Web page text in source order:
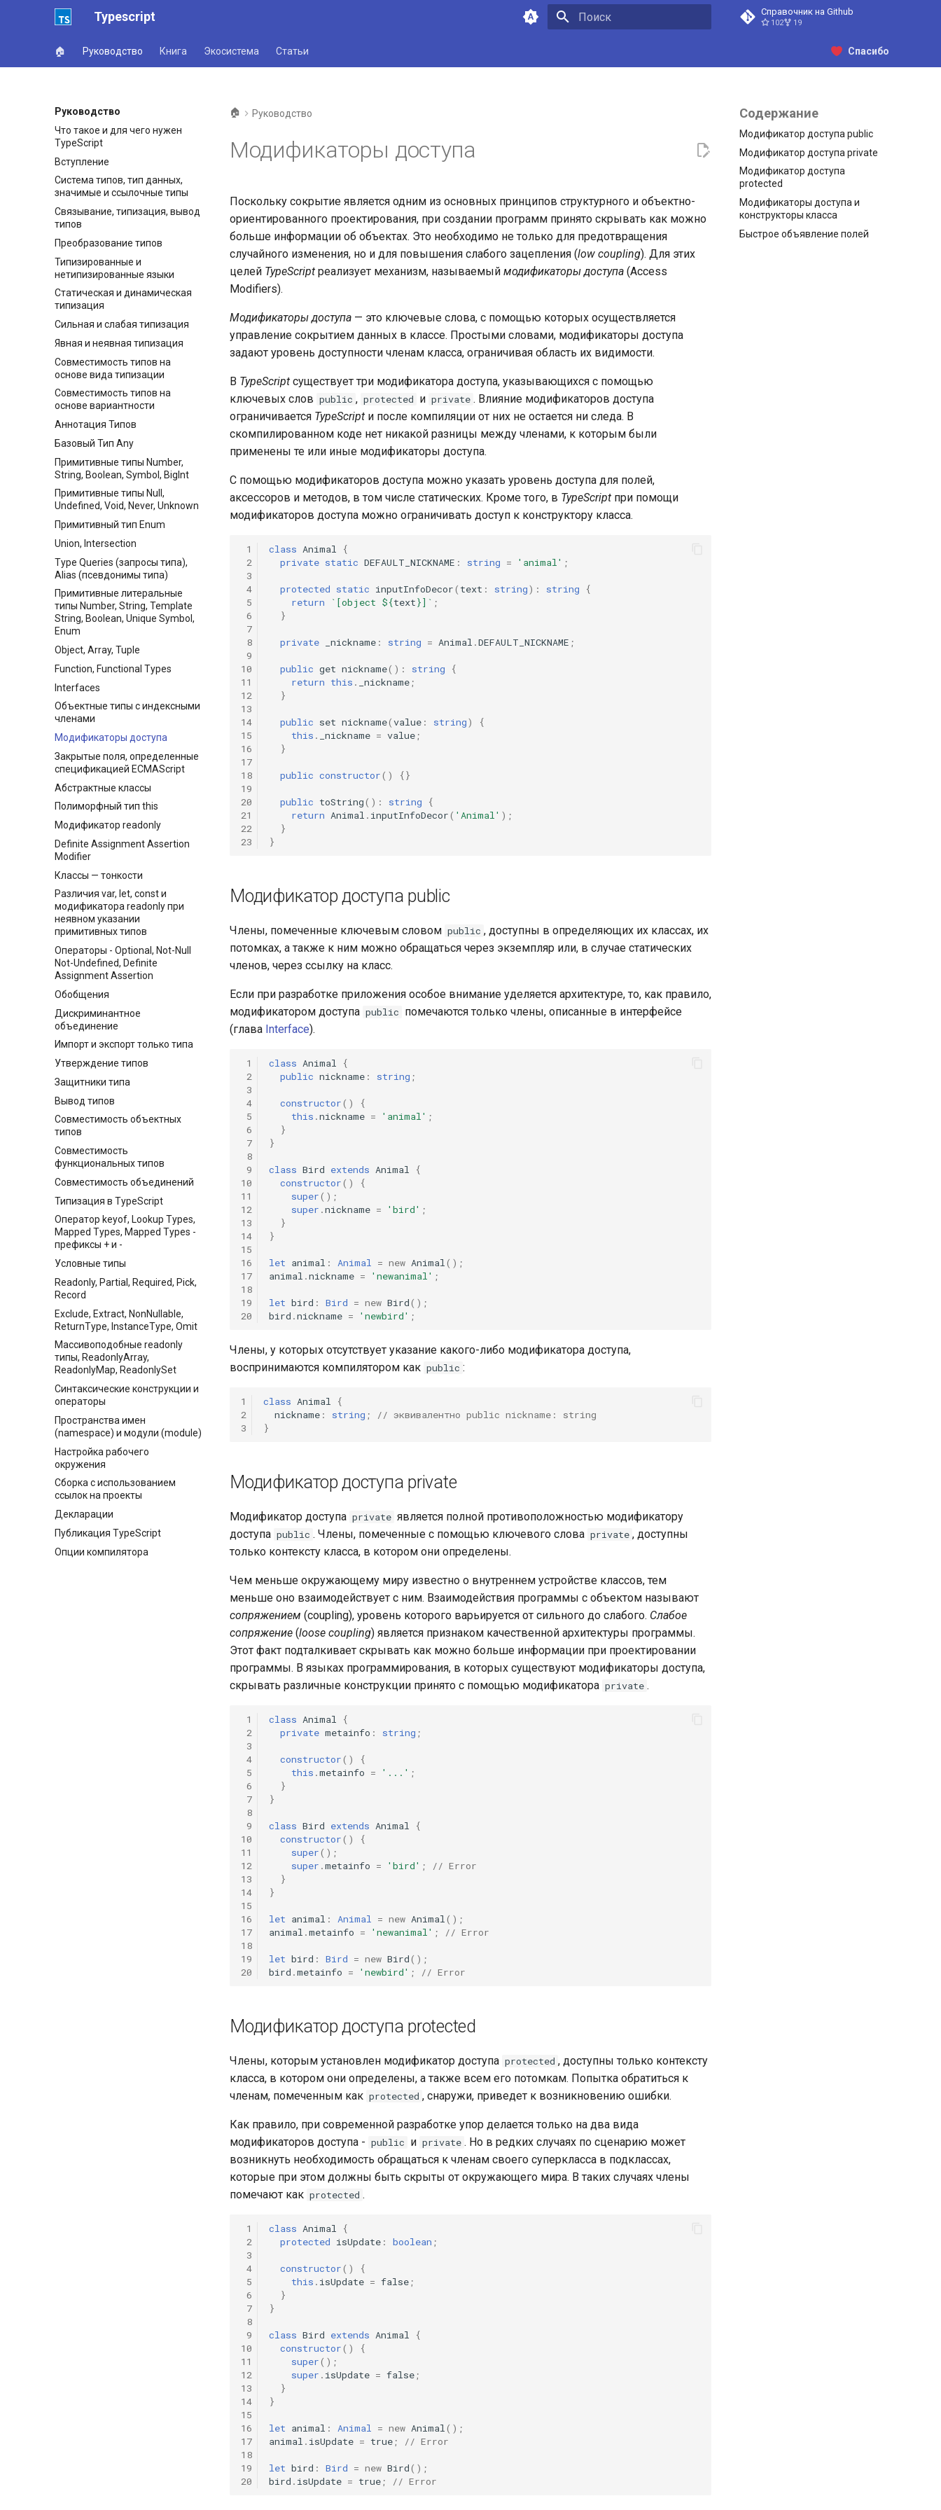
Typescript Справочник на Github
102 19
🏠 Руководство Книга Экосистема Статьи Спасибо
Руководство
Что такое и для чего нужен
TypeScript
Вступление
Система типов, тип данных,
значимые и ссылочные типы
Связывание, типизация, вывод
типов
Преобразование типов
Типизированные и
нетипизированные языки
Статическая и динамическая
типизация
Сильная и слабая типизация
Явная и неявная типизация
Совместимость типов на
основе вида типизации
Совместимость типов на
основе вариантности
Аннотация Типов
Базовый Тип Any
Примитивные типы Number,
String, Boolean, Symbol, BigInt
Примитивные типы Null,
Undefined, Void, Never, Unknown
Примитивный тип Enum
Union, Intersection
Type Queries (запросы типа),
Alias (псевдонимы типа)
Примитивные литеральные
типы Number, String, Template
String, Boolean, Unique Symbol,
Enum
Object, Array, Tuple
Function, Functional Types
Interfaces
Объектные типы с индексными
членами
Модификаторы доступа
Закрытые поля, определенные
спецификацией ECMAScript
Абстрактные классы
Полиморфный тип this
Модификатор readonly
Definite Assignment Assertion
Modifier
Классы — тонкости
Различия var, let, const и
модификатора readonly при
неявном указании
примитивных типов
Операторы - Optional, Not-Null
Not-Undefined, Definite
Assignment Assertion
Обобщения
Дискриминантное
объединение
Импорт и экспорт только типа
Утверждение типов
Защитники типа
Вывод типов
Совместимость объектных
типов
Совместимость
функциональных типов
Совместимость объединений
Типизация в TypeScript
Оператор keyof, Lookup Types,
Mapped Types, Mapped Types -
префиксы + и -
Условные типы
Readonly, Partial, Required, Pick,
Record
Exclude, Extract, NonNullable,
ReturnType, InstanceType, Omit
Массивоподобные readonly
типы, ReadonlyArray,
ReadonlyMap, ReadonlySet
Синтаксические конструкции и
операторы
Пространства имен
(namespace) и модули (module)
Настройка рабочего
окружения
Сборка с использованием
ссылок на проекты
Декларации
Публикация TypeScript
Опции компилятора
Содержание
Модификатор доступа public
Модификатор доступа private
Модификатор доступа
protected
Модификаторы доступа и
конструкторы класса
Быстрое объявление полей
🏠 Руководство
Модификаторы доступа
Поскольку сокрытие является одним из основных принципов структурного и объектно-
ориентированного проектирования, при создании программ принято скрывать как можно
больше информации об объектах. Это необходимо не только для предотвращения
случайного изменения, но и для повышения слабого зацепления (low coupling). Для этих
целей TypeScript реализует механизм, называемый модификаторы доступа (Access
Modifiers).
Модификаторы доступа — это ключевые слова, с помощью которых осуществляется
управление сокрытием данных в классе. Простыми словами, модификаторы доступа
задают уровень доступности членам класса, ограничивая область их видимости.
В TypeScript существует три модификатора доступа, указывающихся с помощью
ключевых слов public , protected и private . Влияние модификаторов доступа
ограничивается TypeScript и после компиляции от них не остается ни следа. В
скомпилированном коде нет никакой разницы между членами, к которым были
применены те или иные модификаторы доступа.
С помощью модификаторов доступа можно указать уровень доступа для полей,
аксессоров и методов, в том числе статических. Кроме того, в TypeScript при помощи
модификаторов доступа можно ограничивать доступ к конструктору класса.
1
2
3
4
5
6
7
8
9
10
11
12
13
14
15
16
17
18
19
20
21
22
23
class Animal
{
private static DEFAULT_NICKNAME : string = 'animal' ;
protected static inputInfoDecor( text : string) : string
{
return
`[object ${text}]` ;
}
private _nickname : string = Animal .DEFAULT_NICKNAME ;
public get nickname() : string
{
return this . _nickname ;
}
public set nickname(value : string)
{
this . _nickname = value ;
}
public constructor() {}
public toString() : string
{
return Animal . inputInfoDecor( 'Animal' );
}
}
Модификатор доступа public
Члены, помеченные ключевым словом public , доступны в определяющих их классах, их
потомках, а также к ним можно обращаться через экземпляр или, в случае статических
членов, через ссылку на класс.
Если при разработке приложения особое внимание уделяется архитектуре, то, как правило,
модификатором доступа public помечаются только члены, описанные в интерфейсе
(глава Interface).
1
2
3
4
5
6
7
8
9
10
11
12
13
14
15
16
17
18
19
20
class Animal
{
public nickname : string ;
constructor()
{
this .nickname = 'animal' ;
}
}
class Bird extends Animal
{
constructor()
{
super();
super .nickname = 'bird' ;
}
}
let animal : Animal = new Animal ();
animal .nickname = 'newanimal' ;
let bird : Bird = new Bird();
bird .nickname = 'newbird' ;
Члены, у которых отсутствует указание какого-либо модификатора доступа,
воспринимаются компилятором как public :
1
2
3
class Animal
{
nickname : string ;
// эквивалентно public nickname: string
}
Модификатор доступа private
Модификатор доступа private является полной противоположностью модификатору
доступа public . Члены, помеченные с помощью ключевого слова private , доступны
только контексту класса, в котором они определены.
Чем меньше окружающему миру известно о внутреннем устройстве классов, тем
меньше оно взаимодействует с ним. Взаимодействия программы с объектом называют
сопряжением (coupling), уровень которого варьируется от сильного до слабого. Слабое
сопряжение (loose coupling) является признаком качественной архитектуры программы.
Этот факт подталкивает скрывать как можно больше информации при проектировании
программы. В языках программирования, в которых существуют модификаторы доступа,
скрывать различные конструкции принято с помощью модификатора private .
1
2
3
4
5
6
7
8
9
10
11
12
13
14
15
16
17
18
19
20
class Animal
{
private metainfo : string ;
constructor()
{
this .metainfo = '...' ;
}
}
class Bird extends Animal
{
constructor()
{
super();
super .metainfo = 'bird' ;
// Error
}
}
let animal : Animal = new Animal ();
animal .metainfo = 'newanimal' ; // Error
let bird : Bird = new Bird();
bird .metainfo = 'newbird' ; // Error
Модификатор доступа protected
Члены, которым установлен модификатор доступа protected , доступны только контексту
класса, в котором они определены, а также всем его потомкам. Попытка обратиться к
членам, помеченным как protected , снаружи, приведет к возникновению ошибки.
Как правило, при современной разработке упор делается только на два вида
модификаторов доступа - public и private . Но в редких случаях по сценарию может
возникнуть необходимость обращаться к членам своего суперкласса в подклассах,
которые при этом должны быть скрыты от окружающего мира. В таких случаях члены
помечают как protected .
1
2
3
4
5
6
7
8
9
10
11
12
13
14
15
16
17
18
19
20
class Animal
{
protected isUpdate : boolean ;
constructor()
{
this . isUpdate = false ;
}
}
class Bird extends Animal
{
constructor()
{
super();
super . isUpdate = false ;
}
}
let animal : Animal = new Animal ();
animal . isUpdate = true ; // Error
let bird : Bird = new Bird();
bird . isUpdate = true ; // Error